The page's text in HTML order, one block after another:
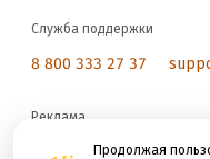
Продолжая
Служба поддержки
8 800 333 27 37
Реклама
reklama@litres.ru